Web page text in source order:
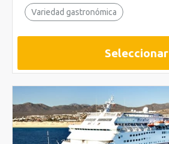
Variedad gastronómica
Seleccionar